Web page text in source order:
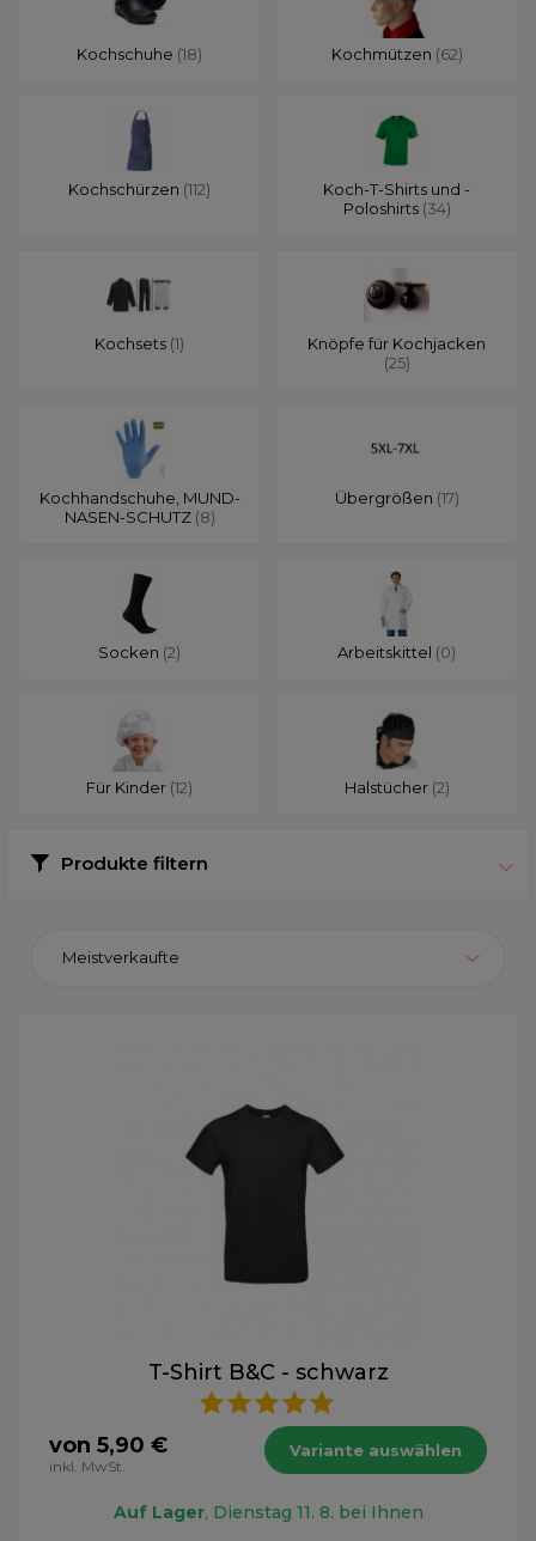
Kochschuhe (18) Kochmützen (62)
Kochschürzen (112)
Koch-T-Shirts und -
Poloshirts (34)
Kochsets (1)
Knöpfe für Kochjacken
(25)
Kochhandschuhe, MUND-
NASEN-SCHUTZ (8)
Übergrößen (17)
Socken (2) Arbeitskittel (0)
Für Kinder (12) Halstücher (2)
Produkte filtern
Meistverkaufte
T-Shirt B&C - schwarz
von 5,90 €
inkl. MwSt.
Variante auswählen
Auf Lager, Dienstag 11. 8. bei Ihnen